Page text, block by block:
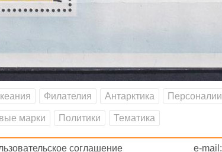
Филателия Антарктика Персоналии
марки Политики Тематика
e-mail:
соглашение